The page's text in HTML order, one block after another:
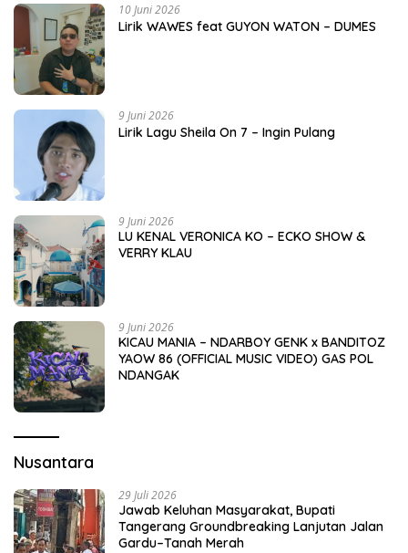
10 Juni 2026
Lirik WAWES feat GUYON WATON – DUMES
9 Juni 2026
Lirik Lagu Sheila On 7 – Ingin Pulang
9 Juni 2026
LU KENAL VERONICA KO – ECKO SHOW &
VERRY KLAU
9 Juni 2026
KICAU MANIA – NDARBOY GENK x BANDITOZ
YAOW 86 (OFFICIAL MUSIC VIDEO) GAS POL
NDANGAK
Nusantara
29 Juli 2026
Jawab Keluhan Masyarakat, Bupati
Tangerang Groundbreaking Lanjutan Jalan
Gardu–Tanah Merah